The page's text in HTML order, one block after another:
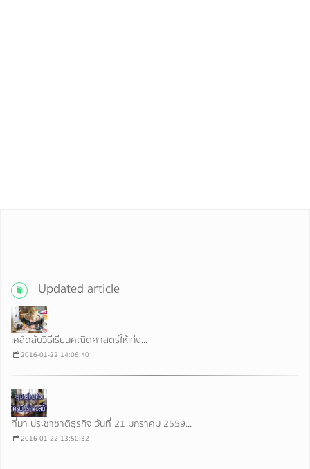
Updated article
เคล็ดลับวิธีเรียนคณิตศาสตร์ให้เก่ง...
2016-01-22 14:06:40
ที่มา ประชาชาติธุรกิจ วันที่ 21 มกราคม 2559...
2016-01-22 13:50:32